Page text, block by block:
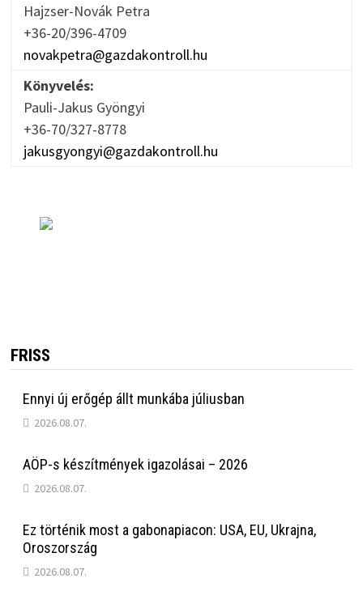
Hajzser-Novák Petra
+36-20/396-4709
novakpetra@gazdakontroll.hu
Könyvelés:
Pauli-Jakus Gyöngyi
+36-70/327-8778
jakusgyongyi@gazdakontroll.hu
FRISS
Ennyi új erőgép állt munkába júliusban
2026.08.07.
AÖP-s készítmények igazolásai – 2026
2026.08.07.
Ez történik most a gabonapiacon: USA, EU, Ukrajna,
Oroszország
2026.08.07.